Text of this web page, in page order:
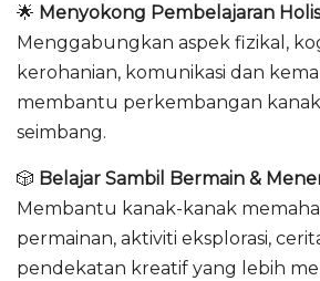
🌟 Menyokong Pembelajaran
Menggabungkan aspek fizikal,
kerohanian, komunikasi dan
membantu perkembangan
seimbang.
🎲 Belajar Sambil Bermain &
Membantu kanak-kanak
permainan, aktiviti eksplorasi,
pendekatan kreatif yang lebih